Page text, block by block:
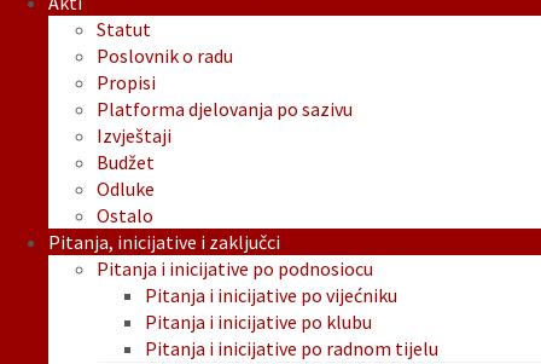
Statut
Poslovnik o radu
Propisi
Platforma djelovanja po sazivu
Izvještaji
Budžet
Odluke
Ostalo
Pitanja, inicijative i zaključci
Pitanja i inicijative po podnosiocu
Pitanja i inicijative po vijećniku
Pitanja i inicijative po klubu
Pitanja i inicijative po radnom tijelu